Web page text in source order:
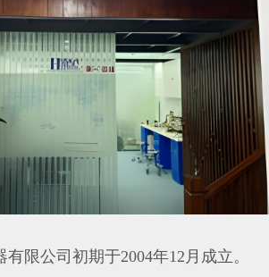
限公司初期于2004年12月成立。